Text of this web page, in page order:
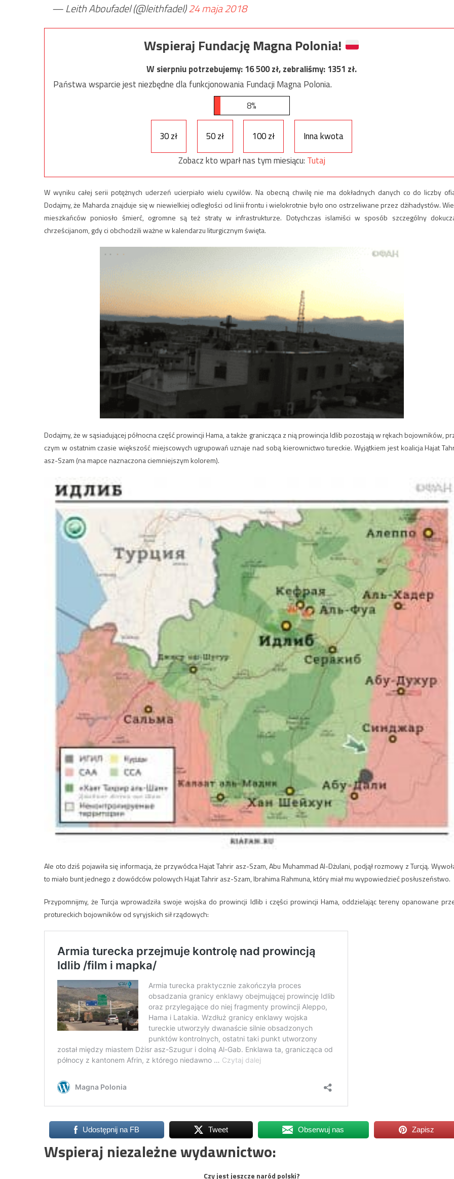
— Leith Aboufadel (@leithfadel)24 maja 2018
Wspieraj Fundację Magna Polonia!
W sierpniu potrzebujemy:16 500zł, zebraliśmy:1351 zł.
Państwa wsparcie jest niezbędne dla funkcjonowania Fundacji Magna Polonia.
8%
30 zł 50 zł 100 zł
Inna kwota
Zobacz kto wparł nas tym miesiącu: Tutaj
W wyniku całej serii potężnych uderzeń ucierpiało wielu cywilów. Na obecną chwilę nie ma dokładnych danych co do liczby
Dodajmy, że Maharda znajduje się w niewielkiej odległości od linii frontu i wielokrotnie było ono ostrzeliwane przez dżihadystów.
mieszkańców poniosło śmierć, ogromne są też straty w infrastrukturze. Dotychczas islamiści w sposób szczególny
chrześcijanom, gdy ci obchodzili ważne w kalendarzu liturgicznym święta.
Dodajmy, że w sąsiadującej północna część prowincji Hama, a także granicząca z nią prowincja Idlib pozostają w rękach bojowników,
czym w ostatnim czasie większość miejscowych ugrupowań uznaje nad sobą kierownictwo tureckie. Wyjątkiem jest koalicja Hajat
asz-Szam (na mapce naznaczona ciemniejszym kolorem).
Ale oto dziś pojawiła się informacja, że przywódca Hajat Tahrir asz-Szam, Abu Muhammad Al-Dżulani, podjął rozmowy z Turcją.
to miało bunt jednego z dowódców polowych Hajat Tahrir asz-Szam, Ibrahima Rahmuna, który miał mu wypowiedzieć posłuszeństwo.
Przypomnijmy, że Turcja wprowadziła swoje wojska do prowincji Idlib i części prowincji Hama, oddzielając tereny opanowane
protureckich bojowników od syryjskich sił rządowych:
Udostępnij na FB Tweet Obserwuj nas Zapisz
Wspieraj niezależne wydawnictwo:
Czy jest jeszcze naród polski?